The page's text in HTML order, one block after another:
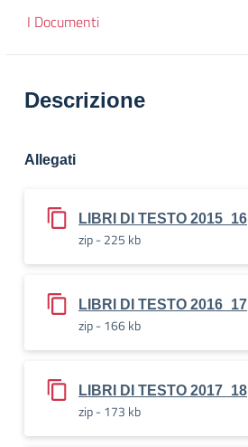
I Documenti
Descrizione
Allegati
LIBRI DI TESTO 2015_16
zip - 225 kb
LIBRI DI TESTO 2016_17
zip - 166 kb
LIBRI DI TESTO 2017_18
zip - 173 kb